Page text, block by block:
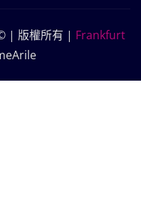
| 版權所有 | Frankfurt